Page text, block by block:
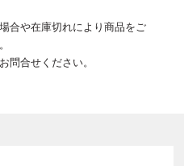
合や在庫切れにより商品をご
問合せください。